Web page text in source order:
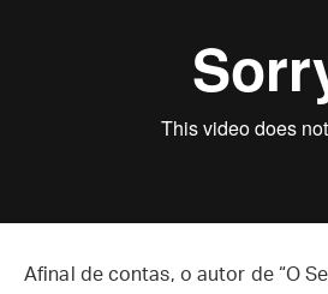
Afinal de contas, o autor de “O